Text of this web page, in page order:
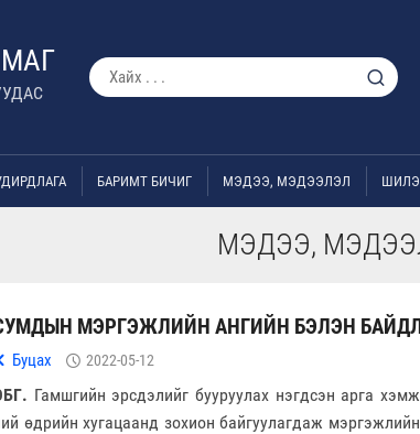
БАРИМТ БИЧИГ МЭДЭЭ, МЭДЭЭЛЭЛ
МЭДЭЭ,
МЭРГЭЖЛИЙН АНГИЙН БЭЛЭН
Буцах 2022-05-12
Гамшгийн эрсдэлийг бууруулах нэгдсэн арга
өдрийн хугацаанд зохион байгуулагдаж